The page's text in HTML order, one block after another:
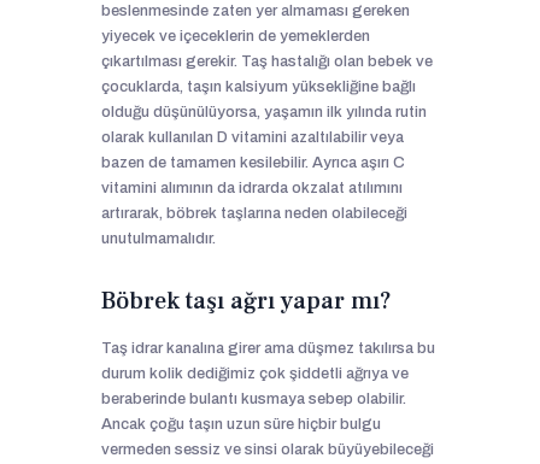
beslenmesinde zaten yer almaması gereken
yiyecek ve içeceklerin de yemeklerden
çıkartılması gerekir. Taş hastalığı olan bebek ve
çocuklarda, taşın kalsiyum yüksekliğine bağlı
olduğu düşünülüyorsa, yaşamın ilk yılında rutin
olarak kullanılan D vitamini azaltılabilir veya
bazen de tamamen kesilebilir. Ayrıca aşırı C
vitamini alımının da idrarda okzalat atılımını
artırarak, böbrek taşlarına neden olabileceği
unutulmamalıdır.
Böbrek taşı ağrı yapar mı?
Taş idrar kanalına girer ama düşmez takılırsa bu
durum kolik dediğimiz çok şiddetli ağrıya ve
beraberinde bulantı kusmaya sebep olabilir.
Ancak çoğu taşın uzun süre hiçbir bulgu
vermeden sessiz ve sinsi olarak büyüyebileceği